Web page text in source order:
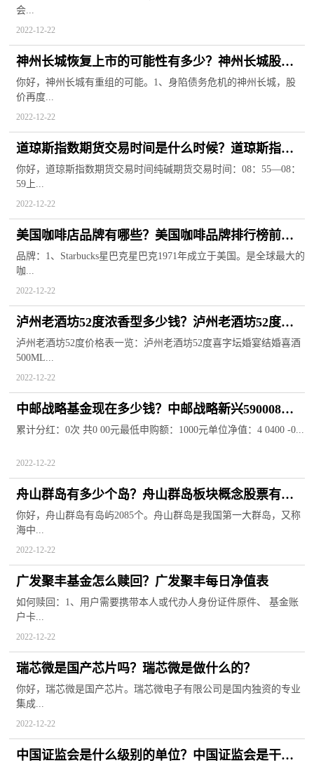
会...
2022-12-22
神州长城恢复上市的可能性有多少？神州长城股份
有限公司最新消息
你好，神州长城有重组的可能。1、身陷债务危机的神州长城，股
价再度...
2022-12-22
道琼斯指数期货交易时间是什么时候？道琼斯指数
期货实时行情
你好，道琼斯指数期货交易时间纯碱期货交易时间：08：55—08：
59上...
2022-12-22
美国咖啡店品牌有哪些？美国咖啡品牌排行榜前十
名
品牌：1、Starbucks星巴克星巴克1971年成立于美国。是全球最大的
咖...
2022-12-22
泸州老酒坊52度浓香型多少钱？泸州老酒坊52度价
格及图片
泸州老酒坊52度价格表一览：泸州老酒坊52度喜字坛婚宴结婚喜酒
500ML...
2022-12-22
中邮战略基金现在多少钱？中邮战略新兴590008基
金净值
累计分红：0次 共0 00元最低申购额：1000元单位净值：4 0400 -0...
2022-12-22
舟山群岛有多少个岛？舟山群岛板块概念股票有哪
些？
你好，舟山群岛有岛屿2085个。舟山群岛是我国第一大群岛，又称
海中...
2022-12-22
广发聚丰基金怎么赎回？广发聚丰每日净值表
如何赎回：1、用户需要携带本人或代办人身份证件原件、 基金账
户卡...
2022-12-22
瑞芯微是国产芯片吗？瑞芯微是做什么的？
你好，瑞芯微是国产芯片。瑞芯微电子有限公司是国内独资的专业
集成...
2022-12-22
中国证监会是什么级别的单位？中国证监会是干什